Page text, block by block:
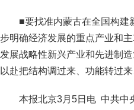
■要找准内蒙古在全国构建
步明确经济发展的重点产业和
发展战略性新兴产业和先进制
以赴把结构调过来、功能转过
本报北京3月5日电 中共中